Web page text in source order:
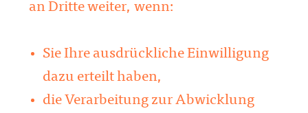
an Dritte weiter, wenn:
Sie Ihre ausdrückliche Einwilligung
dazu erteilt haben,
die Verarbeitung zur Abwicklung